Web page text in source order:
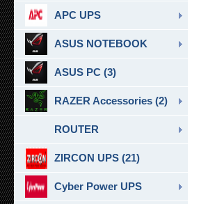
APC UPS
ASUS NOTEBOOK
ASUS PC (3)
RAZER Accessories (2)
ROUTER
ZIRCON UPS (21)
Cyber Power UPS